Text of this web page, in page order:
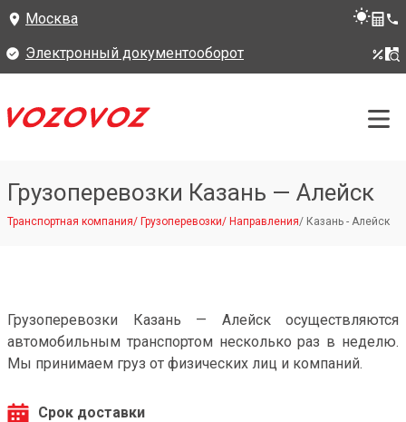
Москва
Электронный документооборот
Грузоперевозки Казань — Алейск
Транспортная компания/ Грузоперевозки/ Направления/ Казань - Алейск
Грузоперевозки Казань — Алейск осуществляются
автомобильным транспортом несколько раз в неделю.
Мы принимаем груз от физических лиц и компаний.
Срок доставки